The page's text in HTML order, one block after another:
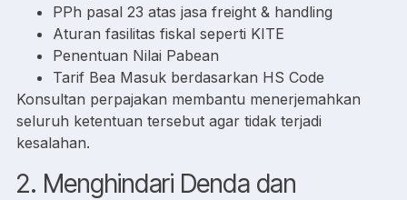
PPh pasal 23 atas jasa freight & handling
Aturan fasilitas fiskal seperti KITE
Penentuan Nilai Pabean
Tarif Bea Masuk berdasarkan HS Code
Konsultan perpajakan membantu menerjemahkan
seluruh ketentuan tersebut agar tidak terjadi
kesalahan.
2. Menghindari Denda dan